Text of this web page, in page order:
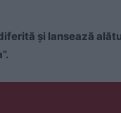
şi lansează